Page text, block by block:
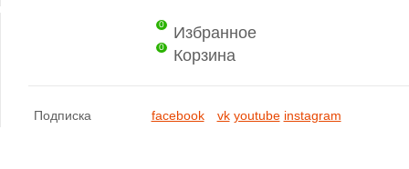
0 Избранное
0 Корзина
Подписка facebook vk youtube instagram